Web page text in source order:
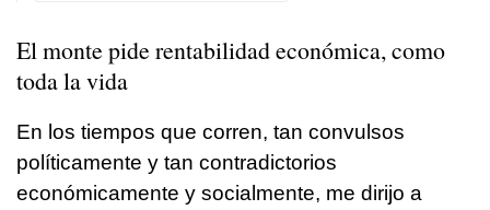
El monte pide rentabilidad económica, como
toda la vida
En los tiempos que corren, tan convulsos
políticamente y tan contradictorios
económicamente y socialmente, me dirijo a